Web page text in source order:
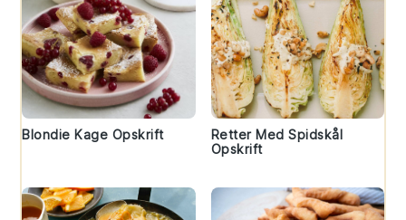
Blondie Kage Opskrift
Retter Med Spidskål
Opskrift